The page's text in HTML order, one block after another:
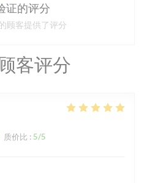
客评分
质价比 : 5/5
证的评分
顾客提供了评分